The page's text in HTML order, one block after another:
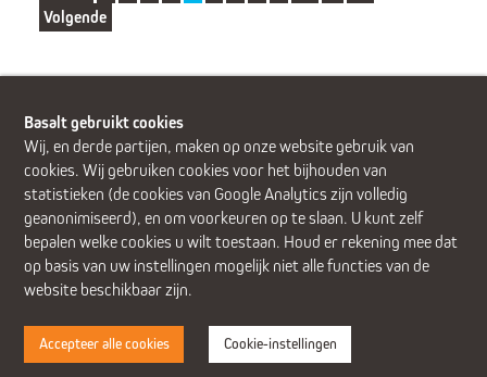
Volgende
Alphen aan den Rijn (Alrijne Ziekenhuis) Delft
Den Haag
Gouda
Leiden
Leiderdorp (Alrijne Ziekenhuis)
Zoetermeer
Cookies Privacy
Basalt gebruikt cookies
Wij, en derde partijen, maken op onze website gebruik van
cookies. Wij gebruiken cookies voor het bijhouden van
statistieken (de cookies van Google Analytics zijn volledig
geanonimiseerd), en om voorkeuren op te slaan. U kunt zelf
bepalen welke cookies u wilt toestaan. Houd er rekening mee dat
op basis van uw instellingen mogelijk niet alle functies van de
website beschikbaar zijn.
Accepteer alle cookies Cookie-instellingen